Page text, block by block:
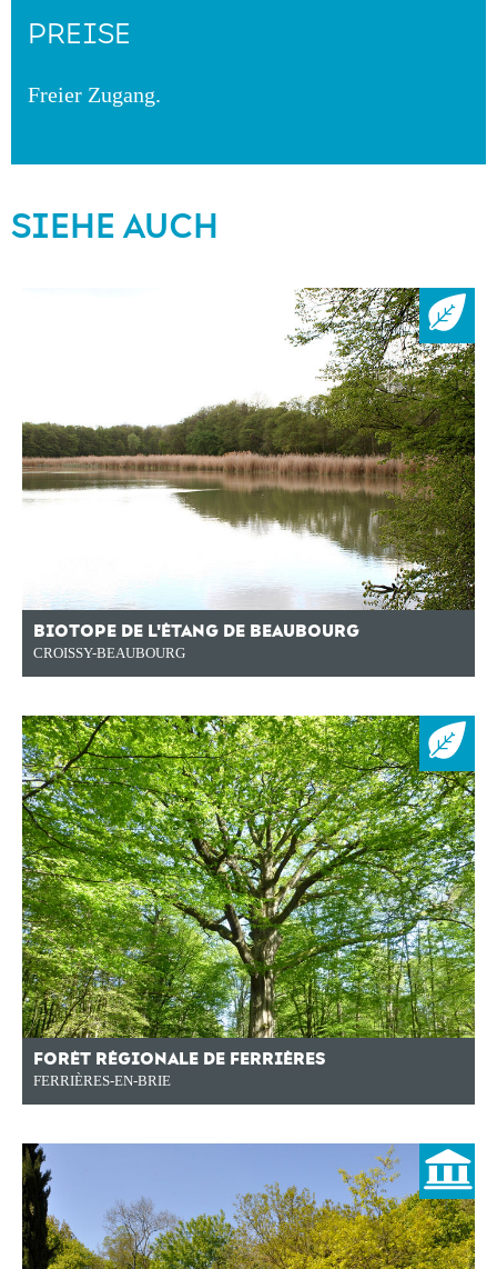
PREISE
Freier Zugang.
SIEHE AUCH
BIOTOPE DE L'ÉTANG DE BEAUBOURG
CROISSY-BEAUBOURG
FORÊT RÉGIONALE DE FERRIÈRES
FERRIÈRES-EN-BRIE